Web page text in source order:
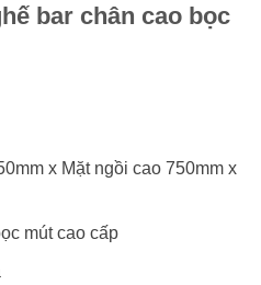
bar chân cao bọc
x Mặt ngồi cao 750mm x
mút cao cấp